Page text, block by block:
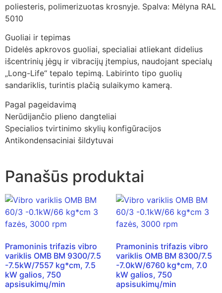
poliesteris, polimerizuotas krosnyje. Spalva: Mėlyna RAL
5010
Guoliai ir tepimas
Didelės apkrovos guoliai, specialiai atliekant didelius
išcentrinių jėgų ir vibracijų įtempius, naudojant specialų
„Long-Life“ tepalo tepimą. Labirinto tipo guolių
sandariklis, turintis plačią sulaikymo kamerą.
Pagal pageidavimą
Nerūdijančio plieno dangteliai
Specialios tvirtinimo skylių konfigūracijos
Antikondensaciniai šildytuvai
Panašūs produktai
Pramoninis trifazis vibro
variklis OMB BM 9300/7.5
-7.5kW/7557 kg*cm, 7.5
kW galios, 750
apsisukimų/min
Pramoninis trifazis vibro
variklis OMB BM 8300/7.5
-7.0kW/6760 kg*cm, 7.0
kW galios, 750
apsisukimų/min